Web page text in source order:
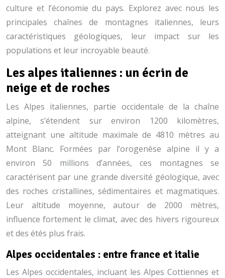
culture et l’économie du pays. Explorez avec nous les
principales chaînes de montagnes italiennes, leurs
caractéristiques géologiques, leur impact sur les
populations et leur incroyable beauté.
Les alpes italiennes : un écrin de
neige et de roches
Les Alpes italiennes, partie occidentale de la chaîne
alpine, s’étendent sur environ 1200 kilomètres,
atteignant une altitude maximale de 4810 mètres au
Mont Blanc. Formées par l’orogenèse alpine il y a
environ 50 millions d’années, ces montagnes se
caractérisent par une grande diversité géologique, avec
des roches cristallines, sédimentaires et magmatiques.
Leur altitude moyenne, autour de 2000 mètres,
influence fortement le climat, avec des hivers rigoureux
et des étés plus frais.
Alpes occidentales : entre france et italie
Les Alpes occidentales, incluant les Alpes Cottiennes et